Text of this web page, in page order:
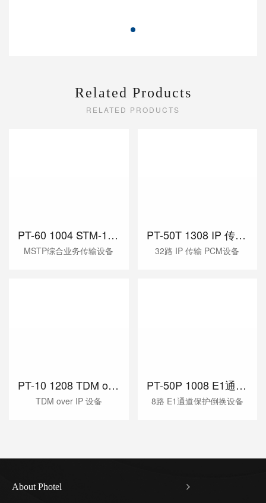
Related Products
RELATED PRODUCTS
PT-60 1004 STM-1/4 MSTP综合业务传输设备
MSTP综合业务传输设备
PT-50T 1308 IP 传输 PCM设备
32路 IP 传输 PCM设备
PT-10 1208 TDM over IP 设备
TDM over IP 设备
PT-50P 1008 E1通道保护倒换设备
8路 E1通道保护倒换设备
About Photel